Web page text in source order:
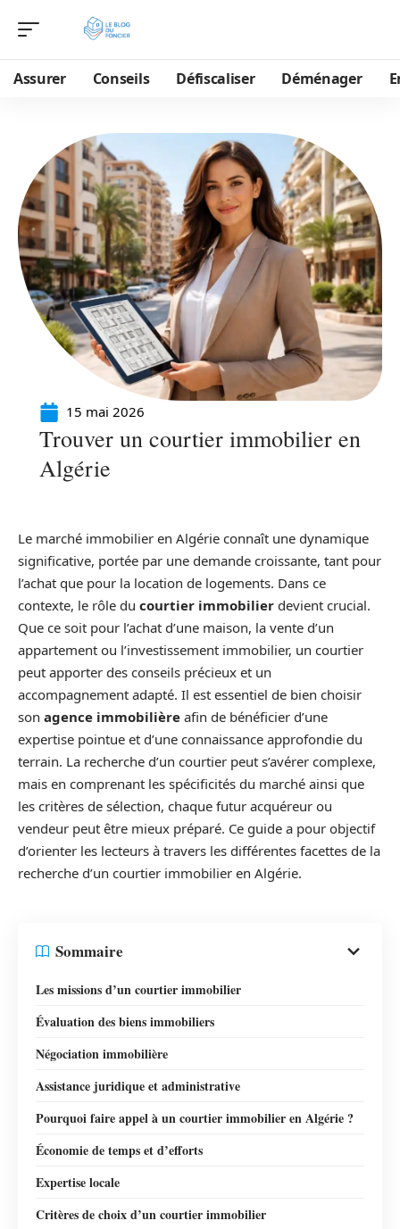
Assurer Conseils Défiscaliser Déménager
15 mai 2026
Trouver un courtier immobilier en
Algérie
Le marché immobilier en Algérie connaît une dynamique
significative, portée par une demande croissante, tant pour
l’achat que pour la location de logements. Dans ce
contexte, le rôle du courtier immobilier devient crucial.
Que ce soit pour l’achat d’une maison, la vente d’un
appartement ou l’investissement immobilier, un courtier
peut apporter des conseils précieux et un
accompagnement adapté. Il est essentiel de bien choisir
son agence immobilière afin de bénéficier d’une
expertise pointue et d’une connaissance approfondie du
terrain. La recherche d’un courtier peut s’avérer complexe,
mais en comprenant les spécificités du marché ainsi que
les critères de sélection, chaque futur acquéreur ou
vendeur peut être mieux préparé. Ce guide a pour objectif
d’orienter les lecteurs à travers les différentes facettes de la
recherche d’un courtier immobilier en Algérie.
Sommaire
Les missions d’un courtier immobilier
Évaluation des biens immobiliers
Négociation immobilière
Assistance juridique et administrative
Pourquoi faire appel à un courtier immobilier en Algérie ?
Économie de temps et d’efforts
Expertise locale
Critères de choix d’un courtier immobilier